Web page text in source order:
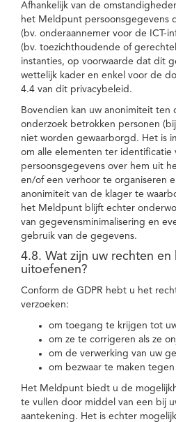
Afhankelijk van de
het Meldpunt persoonsgegevens
(bv. onderaannemer voor de ICT-
(bv. toezichthoudende of
instanties, op voorwaarde dat dit
wettelijk kader en enkel voor de
4.4 van dit privacybeleid.
Bovendien kan uw anonimiteit ten
onderzoek betrokken personen
niet worden gewaarborgd. Het is
om alle elementen ter identificatie
persoonsgegevens over hem uit
en/of een verhoor te organiseren
anonimiteit van de klager te
het Meldpunt blijft echter
van gegevensminimalisering en
gebruik van de gegevens.
4.8. Wat zijn uw rechten en
uitoefenen?
Conform de GDPR hebt u het
verzoeken:
om toegang te krijgen tot
om ze te corrigeren als ze
om de verwerking van uw
om bezwaar te maken
Het Meldpunt biedt u de
te vullen door middel van een bij
aantekening. Het is echter